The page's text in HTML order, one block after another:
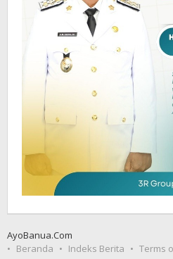
AyoBanua.Com
Beranda
Indeks Berita Terms